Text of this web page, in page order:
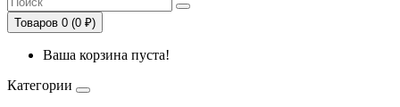
Товаров 0 (0 ₽)
Ваша корзина пуста!
Категории